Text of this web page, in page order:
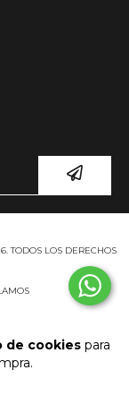
de cookiespara
TODOS LOS DERECHOS
INGRESÁ ACÁ.